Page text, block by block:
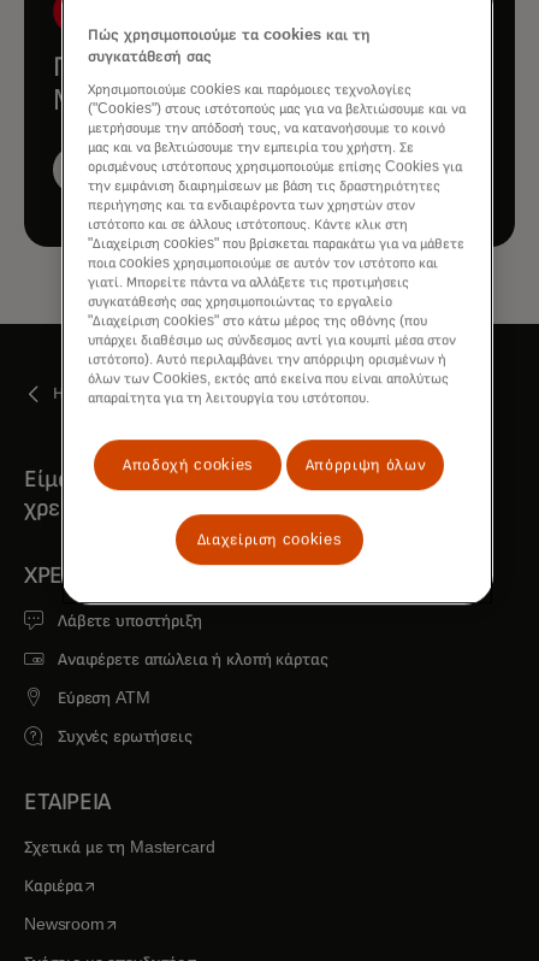
Γνωρίστε την υπόλοιπη ομάδα του
Mastercard Economics Institute
Δείτε περισσότερα μέλη της
ομάδας
Η ομάδα μας
Είμαστε πάντα εδώ όταν μας
χρειάζεστε
ΧΡΕΙΆΖΕΣΤΕ ΒΟΉΘΕΙΑ;
Λάβετε υποστήριξη
Αναφέρετε απώλεια ή κλοπή κάρτας
Εύρεση ATM
Συχνές ερωτήσεις
ΕΤΑΙΡΕΙΑ
Σχετικά με τη Mastercard
Καριέραopens in a new tab
Newsroomopens in a new tab
Πώς χρησιμοποιούμε τα cookies και τη
συγκατάθεσή σας
Χρησιμοποιούμε cookies και παρόμοιες τεχνολογίες
("Cookies") στους ιστότοπούς μας για να βελτιώσουμε και να
μετρήσουμε την απόδοσή τους, να κατανοήσουμε το κοινό
μας και να βελτιώσουμε την εμπειρία του χρήστη. Σε
ορισμένους ιστότοπους χρησιμοποιούμε επίσης Cookies για
την εμφάνιση διαφημίσεων με βάση τις δραστηριότητες
περιήγησης και τα ενδιαφέροντα των χρηστών στον
ιστότοπο και σε άλλους ιστότοπους. Κάντε κλικ στη
"Διαχείριση cookies" που βρίσκεται παρακάτω για να μάθετε
ποια cookies χρησιμοποιούμε σε αυτόν τον ιστότοπο και
γιατί. Μπορείτε πάντα να αλλάξετε τις προτιμήσεις
συγκατάθεσής σας χρησιμοποιώντας το εργαλείο
"Διαχείριση cookies" στο κάτω μέρος της οθόνης (που
υπάρχει διαθέσιμο ως σύνδεσμος αντί για κουμπί μέσα στον
ιστότοπο). Αυτό περιλαμβάνει την απόρριψη ορισμένων ή
όλων των Cookies, εκτός από εκείνα που είναι απολύτως
απαραίτητα για τη λειτουργία του ιστότοπου.
Αποδοχή cookies Απόρριψη όλων
Διαχείριση cookies